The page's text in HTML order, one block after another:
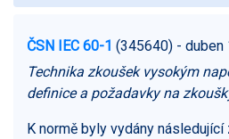
ČSN IEC 60-1 (345640) - duben
Technika zkoušek vysokým
definice a požadavky na
K normě byly vydány následující